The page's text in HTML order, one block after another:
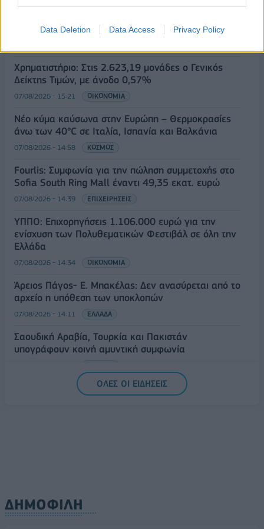
Data Deletion Data Access Privacy Policy
1,1534 δολάρια
Χρηματιστήριο: Στις 2.623,19 μονάδες ο Γενικός
Δείκτης Τιμών, με άνοδο 0,57%
07/08/2026 - 15:21 ΟΙΚΟΝΟΜΙΑ
Νέο κύμα καύσωνα στην Ευρώπη – Θερμοκρασίες
άνω των 40°C σε Ιταλία, Ισπανία και Βαλκάνια
07/08/2026 - 14:58 ΚΟΣΜΟΣ
Fourlis: Συμφωνία για την πώληση συμμετοχής στο
Sofia South Ring Mall έναντι 49,35 εκατ. ευρώ
07/08/2026 - 14:39 ΕΠΙΧΕΙΡΗΣΕΙΣ
ΥΠΠΟ: Επιχορηγήσεις 1.106.000 ευρώ για την
ενίσχυση των Πολυθεματικών Φεστιβάλ σε όλη την
Ελλάδα
07/08/2026 - 14:34 ΟΙΚΟΝΟΜΙΑ
Άρειος Πάγος- Ε. Μπακέλας: Δεν ανασύρεται από το
αρχείο η υπόθεση των υποκλοπών
07/08/2026 - 14:11 ΕΛΛΑΔΑ
Σαουδική Αραβία, Τουρκία και Πακιστάν
υπογράφουν κοινή αμυντική συμφωνία
ΟΛΕΣ ΟΙ ΕΙΔΗΣΕΙΣ
ΔΗΜΟΦΙΛΗ